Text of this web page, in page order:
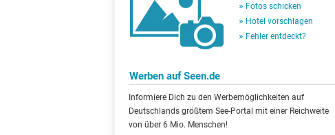
Fotos schicken
Hotel vorschlagen
Fehler entdeckt?
Werben auf Seen.de
Informiere Dich zu den Werbemöglichkeiten auf
Deutschlands größtem See-Portal mit einer Reichweite
von über 6 Mio. Menschen!